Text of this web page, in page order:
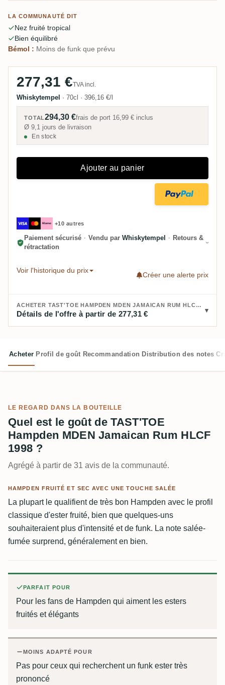
funky que ce qu'ils attendaient pour un HLCF, mais bien
équilibré et facile à continuer à déguster.
LA COMMUNAUTÉ DIT
Nez fruité tropical
Bien équilibré
Bémol : Moins de funk que prévu
277,31 €TVA incl.
Whiskytempel · 70cl · 396,16 €/l
TOTAL294,30 €frais de port 16,99 € inclus
Ø 9,1 jours de livraison
En stock
Ajouter au panier
+10 autres
Paiement sécurisé · Vendu par Whiskytempel · Retours &
rétractation
Voir l'historique du prix
Créer une alerte prix
ACHETER TAST'TOE HAMPDEN MDEN JAMAICAN RUM HLCF 1998 :
Détails de l'offre à partir de 277,31 €
Acheter Profil de goût Recommandation Distribution des notes
LE REGARD DANS LA BOUTEILLE
Quel est le goût de TAST'TOE
Hampden MDEN Jamaican Rum HLCF
1998 ?
Agrégé à partir de 31 avis de la communauté.
HAMPDEN FRUITÉ ET SEC AVEC UNE TOUCHE SALÉE
La plupart le qualifient de très bon Hampden avec le profil
classique d'ester fruité, bien que quelques-uns
souhaiteraient plus d'intensité et de funk. La note salée-
fumée surprend, généralement en bien.
PARFAIT POUR
Pour les fans de Hampden qui aiment les esters
fruités et élégants
MOINS ADAPTÉ POUR
Pas pour ceux qui recherchent un funk ester très
prononcé